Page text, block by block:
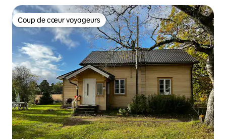
Coup de cœur voyageurs
Coup de cœur voyageurs